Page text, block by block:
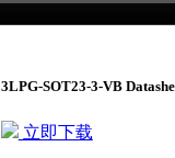
3LPG-SOT23-3-VB
立即下载